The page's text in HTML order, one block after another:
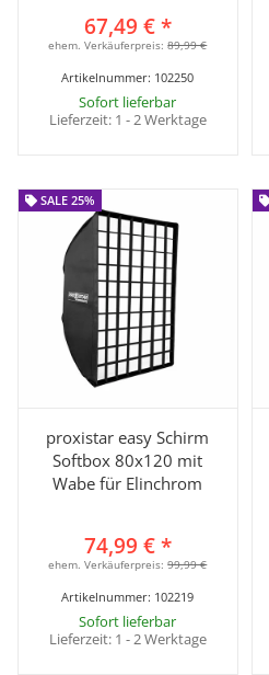
67,49 €*
ehem. Verkäuferpreis:89,99 €
Artikelnummer: 102250
Sofort lieferbar
Lieferzeit: 1 - 2 Werktage
SALE 25%
SALE 25%
proxistar easy Schirm
Softbox 80x120 mit
Wabe für Elinchrom
74,99 €*
ehem. Verkäuferpreis:99,99 €
Artikelnummer: 102219
Sofort lieferbar
Lieferzeit: 1 - 2 Werktage